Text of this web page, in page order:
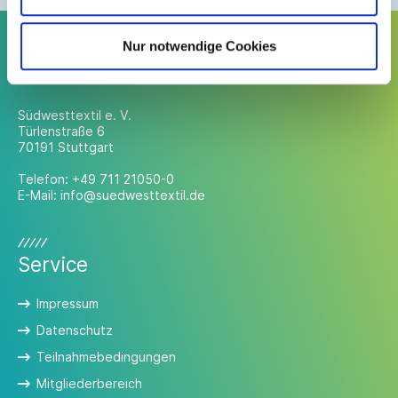
Nur notwendige Cookies
Kontakt
Südwesttextil e. V.
Türlenstraße 6
70191 Stuttgart
Telefon: +49 711 21050-0
E-Mail: info@suedwesttextil.de
Service
Impressum
Datenschutz
Teilnahmebedingungen
Mitgliederbereich